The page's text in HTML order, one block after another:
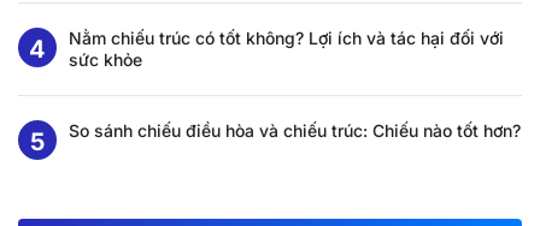
Nằm chiếu trúc có tốt không? Lợi ích và tác hại đối với
sức khỏe
So sánh chiếu điều hòa và chiếu trúc: Chiếu nào tốt hơn?